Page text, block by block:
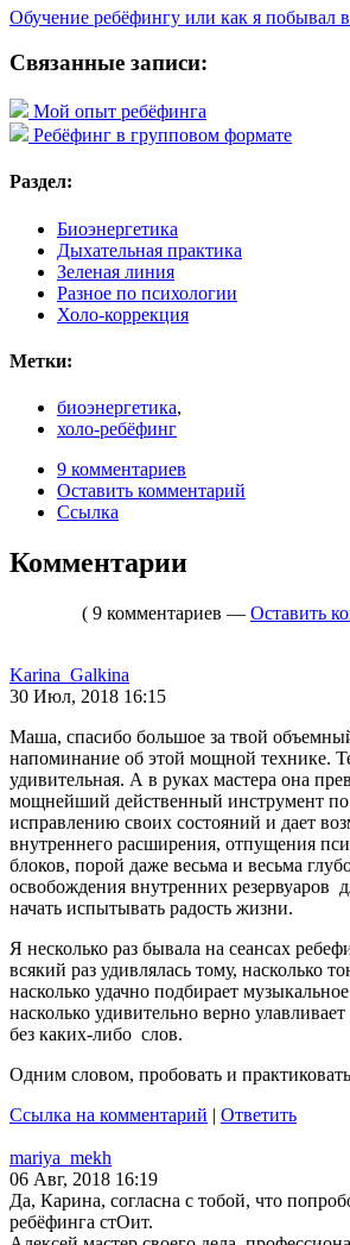
Обучение ребёфингу или как я побывал
Связанные записи:
Мой опыт ребёфинга
Ребёфинг в групповом формате
Раздел:
Биоэнергетика
Дыхательная практика
Зеленая линия
Разное по психологии
Холо-коррекция
Метки:
биоэнергетика,
холо-ребёфинг
9 комментариев
Оставить комментарий
Ссылка
Комментарии
( 9 комментариев — Оставить
Karina_Galkina
30 Июл, 2018 16:15
Маша, спасибо большое за твой
напоминание об этой мощной технике.
удивительная. А в руках мастера она
мощнейший действенный инструмент по
исправлению своих состояний и дает
внутреннего расширения, отпущения
блоков, порой даже весьма и весьма
освобождения внутренних резервуаров
начать испытывать радость жизни.
Я несколько раз бывала на сеансах
всякий раз удивлялась тому, насколько
насколько удачно подбирает
насколько удивительно верно
без каких-либо слов.
Одним словом, пробовать и
Ссылка на комментарий | Ответить
mariya_mekh
06 Авг, 2018 16:19
Да, Карина, согласна с тобой, что
ребёфинга стОит.